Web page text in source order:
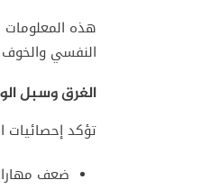
هذه
النفسي
الغرق وسبل
تؤكد إحصائيات
ضعف